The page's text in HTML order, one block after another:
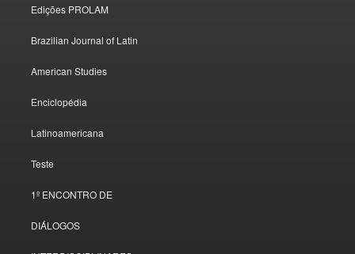
Edições PROLAM
Brazilian Journal of Latin
American Studies
Enciclopédia
Latinoamericana
Teste
1º ENCONTRO DE
DIÁLOGOS